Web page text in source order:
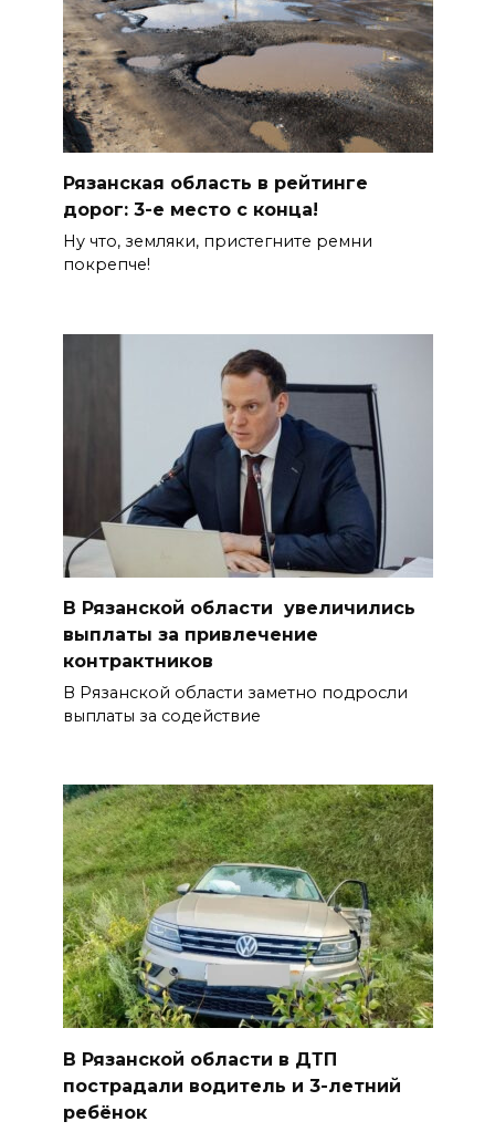
Рязанская область в рейтинге
дорог: 3-е место с конца!
Ну что, земляки, пристегните ремни
покрепче!
В Рязанской области увеличились
выплаты за привлечение
контрактников
В Рязанской области заметно подросли
выплаты за содействие
В Рязанской области в ДТП
пострадали водитель и 3-летний
ребёнок